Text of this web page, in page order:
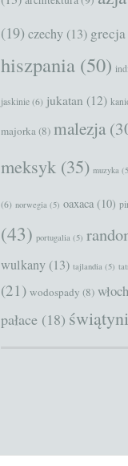
(19) czechy (13) grecja
hiszpania (50)
jaskinie (6) jukatan (12)
majorka(8) malezja
meksyk (35) muzyka
(6) norwegia (5) oaxaca (10)
(43) portugalia (5)
wulkany (13) tajlandia (5)
(21) wodospady (8)
pałace (18)